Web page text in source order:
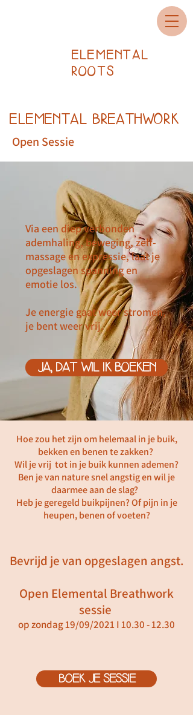
ELEMENTAL
ROOTS
ELEMENTAL BREATHWORK
Open Sessie
Via een diep verbonden
ademhaling, beweging, zelf-
massage en expressie, laat je
opgeslagen spanning en
emotie los.
Je energie gaat weer stromen,
je bent weer vrij.
JA, DAT WIL IK BOEKEN
Hoe zou het zijn om helemaal in je buik,
bekken en benen te zakken?
Wil je vrij tot in je buik kunnen ademen?
Ben je van nature snel angstig en wil je
daarmee aan de slag?
Heb je geregeld buikpijnen? Of pijn in je
heupen, benen of voeten?
Bevrijd je van opgeslagen angst.
Open Elemental Breathwork
sessie
op zondag 19/09/2021 I10.30 - 12.30
BOEK JE SESSIE